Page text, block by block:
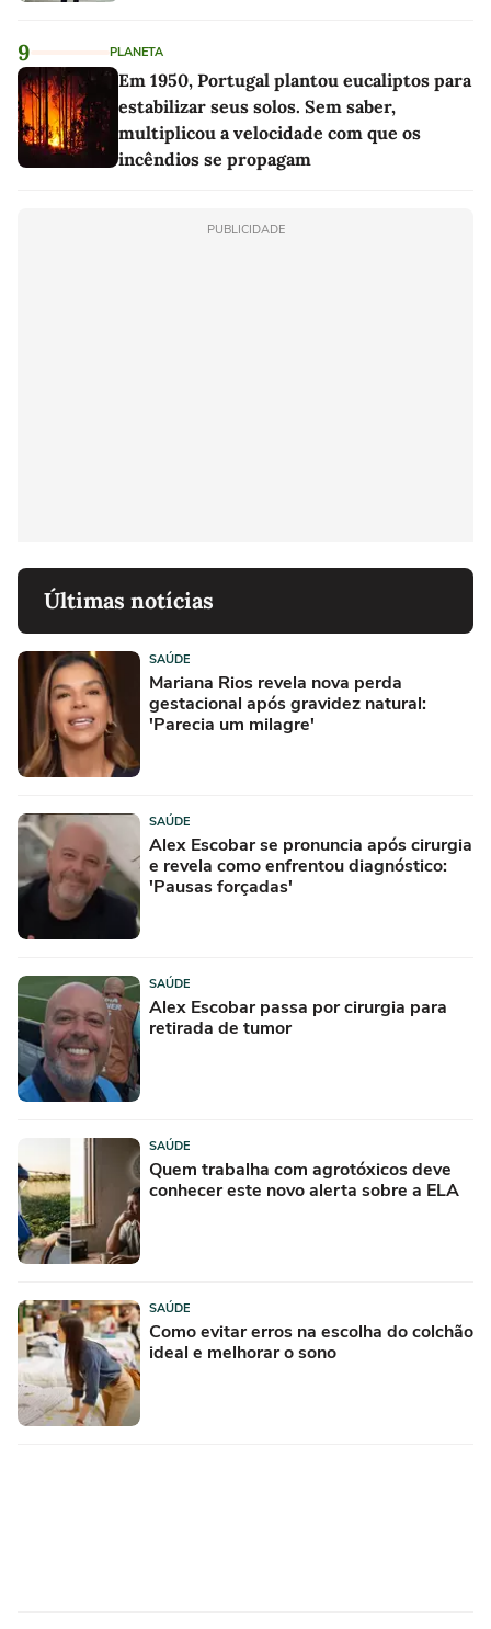
9 PLANETA
Em 1950, Portugal plantou eucaliptos para
estabilizar seus solos. Sem saber,
multiplicou a velocidade com que os
incêndios se propagam
PUBLICIDADE
Últimas notícias
SAÚDE
Mariana Rios revela nova perda
gestacional após gravidez natural:
'Parecia um milagre'
SAÚDE
Alex Escobar se pronuncia após cirurgia
e revela como enfrentou diagnóstico:
'Pausas forçadas'
SAÚDE
Alex Escobar passa por cirurgia para
retirada de tumor
SAÚDE
Quem trabalha com agrotóxicos deve
conhecer este novo alerta sobre a ELA
SAÚDE
Como evitar erros na escolha do colchão
ideal e melhorar o sono